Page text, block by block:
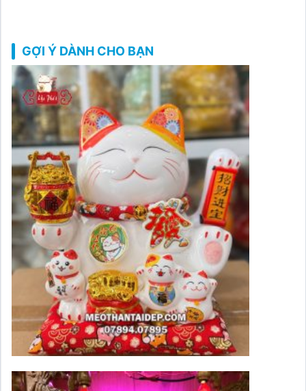
GỢI Ý DÀNH CHO BẠN